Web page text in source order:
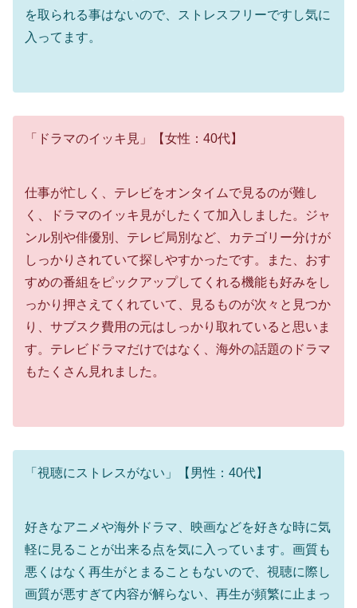
を取られる事はないので、ストレスフリーですし気に
入ってます。
「ドラマのイッキ見」【女性：40代】
仕事が忙しく、テレビをオンタイムで見るのが難し
く、ドラマのイッキ見がしたくて加入しました。ジャ
ンル別や俳優別、テレビ局別など、カテゴリー分けが
しっかりされていて探しやすかったです。また、おす
すめの番組をピックアップしてくれる機能も好みをし
っかり押さえてくれていて、見るものが次々と見つか
り、サブスク費用の元はしっかり取れていると思いま
す。テレビドラマだけではなく、海外の話題のドラマ
もたくさん見れました。
「視聴にストレスがない」【男性：40代】
好きなアニメや海外ドラマ、映画などを好きな時に気
軽に見ることが出来る点を気に入っています。画質も
悪くはなく再生がとまることもないので、視聴に際し
画質が悪すぎて内容が解らない、再生が頻繁に止まっ